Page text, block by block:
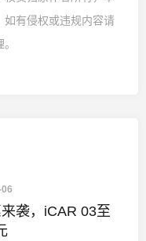
如有侵权或违规内容请
袭，iCAR 03至